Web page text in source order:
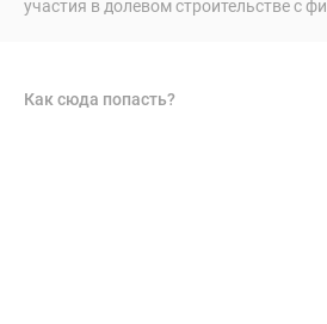
участия в долевом строительстве с
Как сюда попасть?